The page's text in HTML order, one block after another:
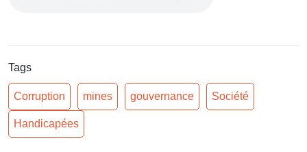
Tags
Corruption mines gouvernance Société
Handicapées